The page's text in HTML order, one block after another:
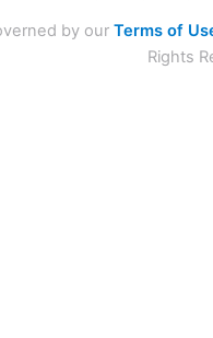
by our Terms of
Rights